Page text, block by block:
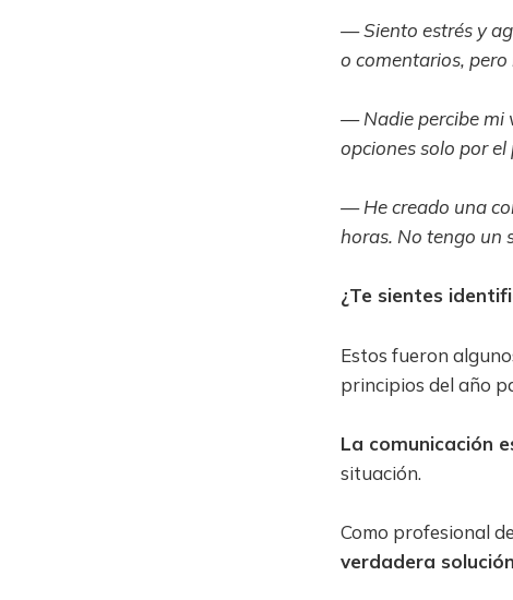
— Siento estrés y
o comentarios,
— Nadie percibe mi
opciones solo por el
— He creado una
horas. No tengo un
¿Te sientes
Estos fueron
principios del año
La comunicación
situación.
Como profesional
verdadera